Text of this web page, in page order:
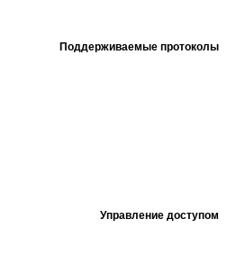
Поддерживаемые протоколы
Управление доступом